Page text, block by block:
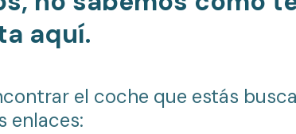
aquí.
el coche que estás
enlaces: